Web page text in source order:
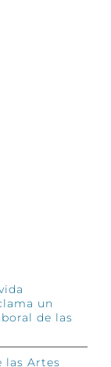
un
de las
las Artes